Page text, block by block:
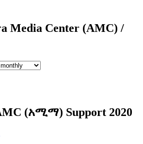
Media Center (AMC) /
(አሚማ) Support 2020